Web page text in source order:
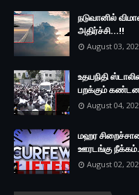
நடுவானில்
அதிர்ச்சி...!!
August 03,
உதயநிதி
பறக்கும்
August 04,
மஹர
ஊரடங்கு
August 02,